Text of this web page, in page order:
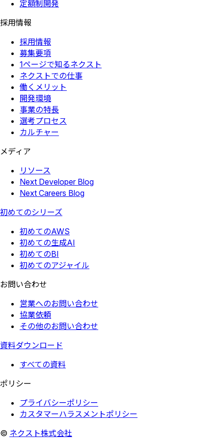
定額制開発
採用情報
採用情報
募集要項
1ページで知るネクスト
ネクストでの仕事
働くメリット
開発環境
事業の特長
選考プロセス
カルチャー
メディア
リソース
Next Developer Blog
Next Careers Blog
初めてのシリーズ
初めてのAWS
初めての生成AI
初めてのBI
初めてのアジャイル
お問い合わせ
営業へのお問い合わせ
協業依頼
その他のお問い合わせ
資料ダウンロード
すべての資料
ポリシー
プライバシーポリシー
カスタマーハラスメントポリシー
© ネクスト株式会社